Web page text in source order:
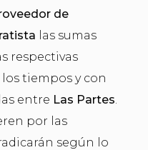
de
las sumas
respectivas
los tiempos y con
entre Las Partes.
por las
según lo